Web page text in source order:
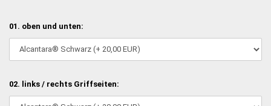
01. oben und unten:
02. links / rechts Griffseiten: